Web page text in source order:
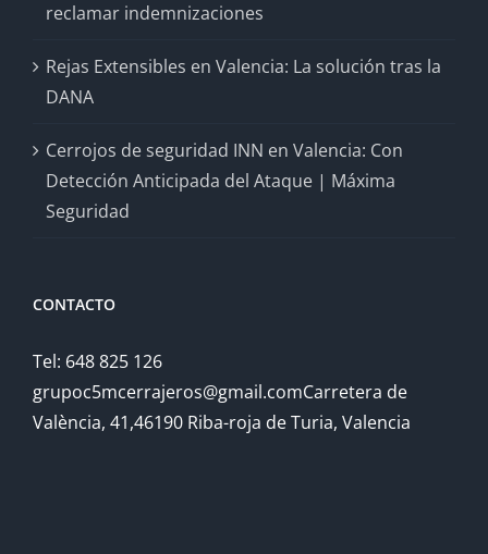
reclamar indemnizaciones
Rejas Extensibles en Valencia: La solución tras la
DANA
Cerrojos de seguridad INN en Valencia: Con
Detección Anticipada del Ataque | Máxima
Seguridad
CONTACTO
Tel: 648 825 126
grupoc5mcerrajeros@gmail.comCarretera de
València, 41,46190 Riba-roja de Turia, Valencia